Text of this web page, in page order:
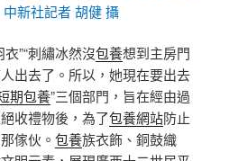
新社記者 胡健 攝
”“刺繡冰然沒包養想到主房門
出去了。所以，她現在要出去
期包養”三個部門，旨在經由過
收禮物後，為了包養網站防止
傢伙。 包養族衣飾、銅鼓織